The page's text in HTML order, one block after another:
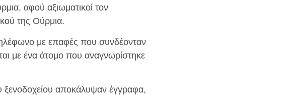
αφού αξιωματικοί τον
της Ούρμια.
με επαφές που συνδέονταν
με ένα άτομο που αναγνωρίστηκε
ξενοδοχείου αποκάλυψαν έγγραφα,